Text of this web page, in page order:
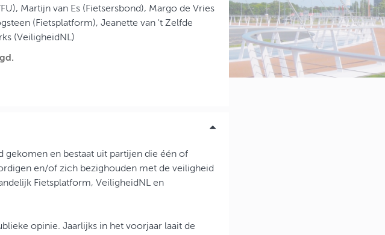
Martijn van Es (Fietsersbond), Margo de Vries
(Fietsplatform), Jeanette van 't Zelfde
(VeiligheidNL)
gekomen en bestaat uit partijen die één of
en/of zich bezighouden met de veiligheid
Fietsplatform, VeiligheidNL en
opinie. Jaarlijks in het voorjaar laait de